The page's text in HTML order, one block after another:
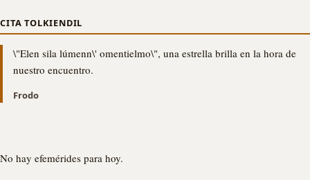
CITA TOLKIENDIL
\"Elen sila lúmenn\' omentielmo\", una estrella brilla en la hora de
nuestro encuentro.
Frodo
No hay efemérides para hoy.